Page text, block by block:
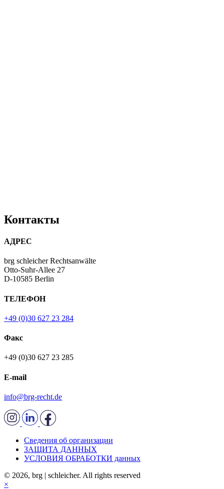
Контакты
АДРЕС
brg schleicher Rechtsanwälte
Otto-Suhr-Allee 27
D-10585 Berlin
ТЕЛЕФОН
+49 (0)30 627 23 284
Факс
+49 (0)30 627 23 285
E-mail
info@brg-recht.de
Сведения об организации
ЗАЩИТА ДАННЫХ
УСЛОВИЯ ОБРАБОТКИ данных
© 2026, brg | schleicher. All rights reserved
×